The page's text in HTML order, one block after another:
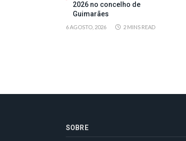
2026 no concelho de
Guimarães
6 AGOSTO, 2026 2 MINS READ
SOBRE